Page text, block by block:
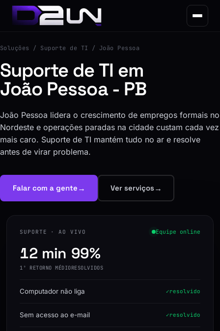
SUPORTE · AO VIVO Equipe online
12 min
1º RETORNO MÉDIO
99%
RESOLVIDOS
Computador não liga resolvido
Sem acesso ao e-mail resolvido
Soluções / Suporte de TI / João Pessoa
Suporte de TI em
João Pessoa - PB
João Pessoa lidera o crescimento de empregos formais no
Nordeste e operações paradas na cidade custam cada vez
mais caro. Suporte de TI mantém tudo no ar e resolve
antes de virar problema.
Falar com a gente → Ver serviços→